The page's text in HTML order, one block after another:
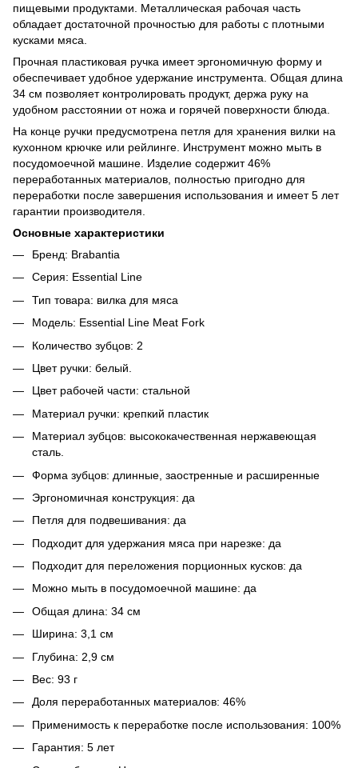
пищевыми продуктами. Металлическая рабочая часть
обладает достаточной прочностью для работы с плотными
кусками мяса.
Прочная пластиковая ручка имеет эргономичную форму и
обеспечивает удобное удержание инструмента. Общая длина
34 см позволяет контролировать продукт, держа руку на
удобном расстоянии от ножа и горячей поверхности блюда.
На конце ручки предусмотрена петля для хранения вилки на
кухонном крючке или рейлинге. Инструмент можно мыть в
посудомоечной машине. Изделие содержит 46%
переработанных материалов, полностью пригодно для
переработки после завершения использования и имеет 5 лет
гарантии производителя.
Основные характеристики
Бренд: Brabantia
Серия: Essential Line
Тип товара: вилка для мяса
Модель: Essential Line Meat Fork
Количество зубцов: 2
Цвет ручки: белый.
Цвет рабочей части: стальной
Материал ручки: крепкий пластик
Материал зубцов: высококачественная нержавеющая
сталь.
Форма зубцов: длинные, заостренные и расширенные
Эргономичная конструкция: да
Петля для подвешивания: да
Подходит для удержания мяса при нарезке: да
Подходит для переложения порционных кусков: да
Можно мыть в посудомоечной машине: да
Общая длина: 34 см
Ширина: 3,1 см
Глубина: 2,9 см
Вес: 93 г
Доля переработанных материалов: 46%
Применимость к переработке после использования: 100%
Гарантия: 5 лет